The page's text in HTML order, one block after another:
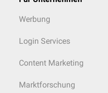
Werbung
Login Services
Content Marketing
Marktforschung